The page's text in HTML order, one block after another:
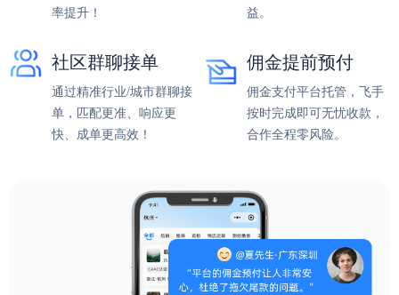
率提升！
益。
社区群聊接单
通过精准行业/城市群聊接
单，匹配更准、响应更
快、成单更高效！
佣金提前预付
佣金支付平台托管，飞手
按时完成即可无忧收款，
合作全程零风险。